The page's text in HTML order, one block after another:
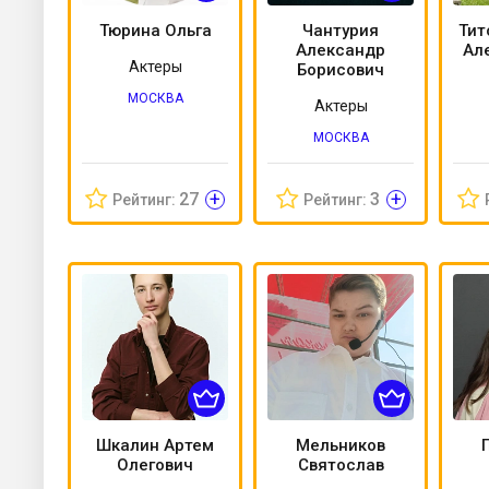
Тюрина Ольга
Актеры
МОСКВА
Рейтинг: 27 +
Чантурия
Александр
Борисович
Актеры
МОСКВА
Рейтинг: 3 +
Шкалин Артем
Олегович
Мельников
Святослав